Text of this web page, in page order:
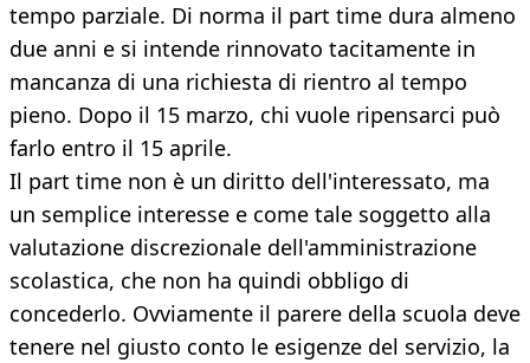
tempo parziale. Di norma il part time dura almeno
due anni e si intende rinnovato tacitamente in
mancanza di una richiesta di rientro al tempo
pieno. Dopo il 15 marzo, chi vuole ripensarci può
farlo entro il 15 aprile.
Il part time non è un diritto dell'interessato, ma
un semplice interesse e come tale soggetto alla
valutazione discrezionale dell'amministrazione
scolastica, che non ha quindi obbligo di
concederlo. Ovviamente il parere della scuola deve
tenere nel giusto conto le esigenze del servizio, la